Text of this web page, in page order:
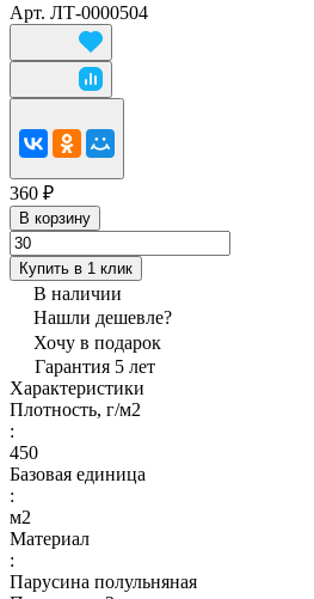
Арт. ЛТ-0000504
360 ₽
В корзину
Купить в 1 клик
В наличии
Нашли дешевле?
Хочу в подарок
Гарантия 5 лет
Характеристики
Плотность, г/м2
:
450
Базовая единица
:
м2
Материал
:
Парусина полульняная